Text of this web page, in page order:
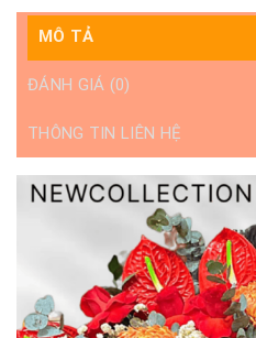
MÔ TẢ
ĐÁNH GIÁ (0)
THÔNG TIN LIÊN HỆ